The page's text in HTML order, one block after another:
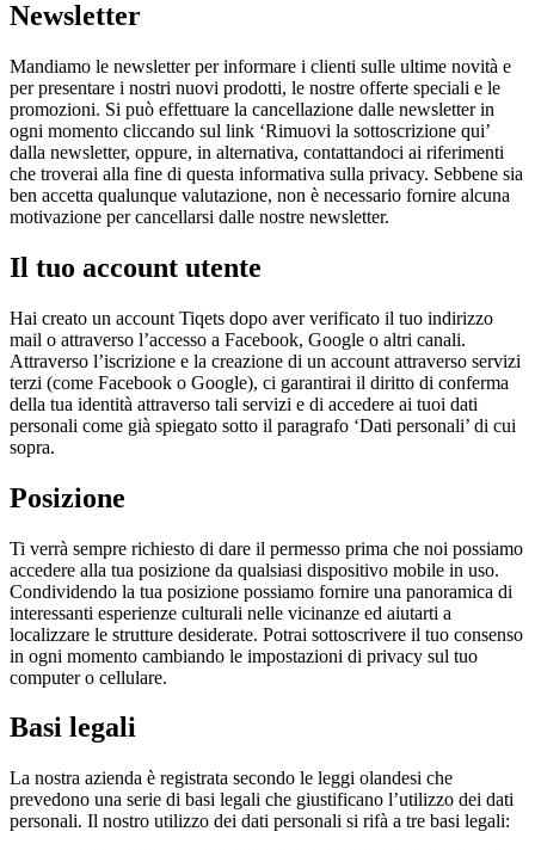
Newsletter
Mandiamo le newsletter per informare i clienti sulle ultime novità e
per presentare i nostri nuovi prodotti, le nostre offerte speciali e le
promozioni. Si può effettuare la cancellazione dalle newsletter in
ogni momento cliccando sul link ‘Rimuovi la sottoscrizione qui’
dalla newsletter, oppure, in alternativa, contattandoci ai riferimenti
che troverai alla fine di questa informativa sulla privacy. Sebbene sia
ben accetta qualunque valutazione, non è necessario fornire alcuna
motivazione per cancellarsi dalle nostre newsletter.
Il tuo account utente
Hai creato un account Tiqets dopo aver verificato il tuo indirizzo
mail o attraverso l’accesso a Facebook, Google o altri canali.
Attraverso l’iscrizione e la creazione di un account attraverso servizi
terzi (come Facebook o Google), ci garantirai il diritto di conferma
della tua identità attraverso tali servizi e di accedere ai tuoi dati
personali come già spiegato sotto il paragrafo ‘Dati personali’ di cui
sopra.
Posizione
Ti verrà sempre richiesto di dare il permesso prima che noi possiamo
accedere alla tua posizione da qualsiasi dispositivo mobile in uso.
Condividendo la tua posizione possiamo fornire una panoramica di
interessanti esperienze culturali nelle vicinanze ed aiutarti a
localizzare le strutture desiderate. Potrai sottoscrivere il tuo consenso
in ogni momento cambiando le impostazioni di privacy sul tuo
computer o cellulare.
Basi legali
La nostra azienda è registrata secondo le leggi olandesi che
prevedono una serie di basi legali che giustificano l’utilizzo dei dati
personali. Il nostro utilizzo dei dati personali si rifà a tre basi legali: